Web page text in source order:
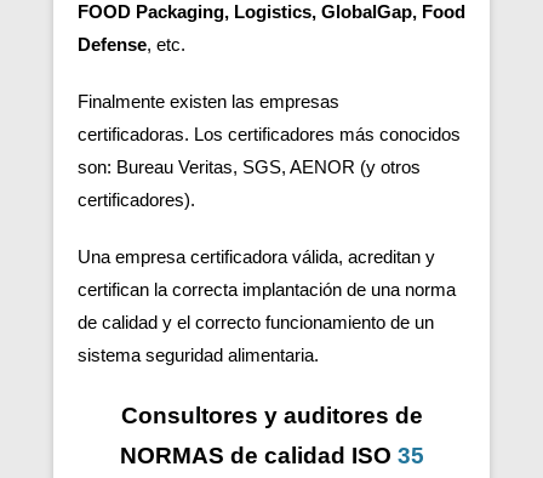
FOOD Packaging, Logistics, GlobalGap, Food
Defense, etc.
Finalmente existen las empresas
certificadoras. Los certificadores más conocidos
son: Bureau Veritas, SGS, AENOR (y otros
certificadores).
Una empresa certificadora válida, acreditan y
certifican la correcta implantación de una norma
de calidad y el correcto funcionamiento de un
sistema seguridad alimentaria.
Consultores y auditores de
NORMAS de calidad ISO 35